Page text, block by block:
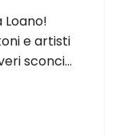
Loano!
e artisti
sconci…